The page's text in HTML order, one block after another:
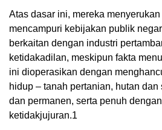
Atas dasar ini, mereka
mencampuri kebijakan publik
berkaitan dengan industri
ketidakadilan, meskipun fakta
ini dioperasikan dengan
hidup – tanah pertanian, hutan
dan permanen, serta penuh
ketidakjujuran.1